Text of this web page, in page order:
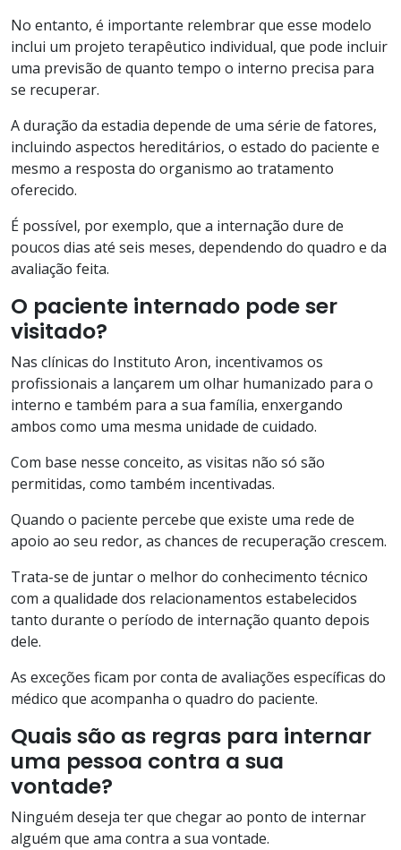
No entanto, é importante relembrar que esse modelo
inclui um projeto terapêutico individual, que pode incluir
uma previsão de quanto tempo o interno precisa para
se recuperar.
A duração da estadia depende de uma série de fatores,
incluindo aspectos hereditários, o estado do paciente e
mesmo a resposta do organismo ao tratamento
oferecido.
É possível, por exemplo, que a internação dure de
poucos dias até seis meses, dependendo do quadro e da
avaliação feita.
O paciente internado pode ser
visitado?
Nas clínicas do Instituto Aron, incentivamos os
profissionais a lançarem um olhar humanizado para o
interno e também para a sua família, enxergando
ambos como uma mesma unidade de cuidado.
Com base nesse conceito, as visitas não só são
permitidas, como também incentivadas.
Quando o paciente percebe que existe uma rede de
apoio ao seu redor, as chances de recuperação crescem.
Trata-se de juntar o melhor do conhecimento técnico
com a qualidade dos relacionamentos estabelecidos
tanto durante o período de internação quanto depois
dele.
As exceções ficam por conta de avaliações específicas do
médico que acompanha o quadro do paciente.
Quais são as regras para internar
uma pessoa contra a sua
vontade?
Ninguém deseja ter que chegar ao ponto de internar
alguém que ama contra a sua vontade.